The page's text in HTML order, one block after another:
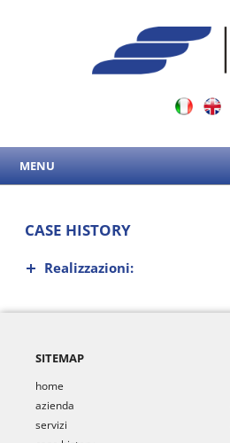
MENU
CASE HISTORY
Realizzazioni:
SITEMAP
home
azienda
servizi